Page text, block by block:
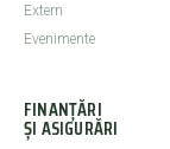
Extern
Evenimente
FINANȚĂRI
ȘI ASIGURĂRI